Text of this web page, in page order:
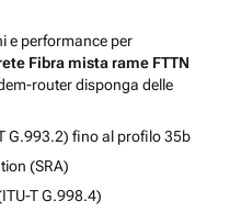
e performance per
Fibra mista rame FTTN
router disponga delle
G.993.2) fino al profilo 35b
(SRA)
T G.998.4)